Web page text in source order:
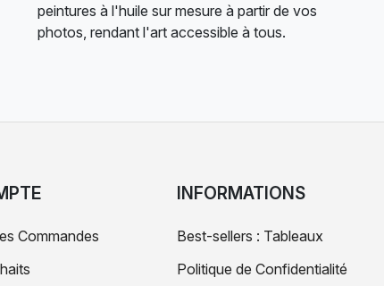
peintures à l'huile sur mesure à partir de vos
photos, rendant l'art accessible à tous.
Commandes
INFORMATIONS
Best-sellers : Tableaux
Politique de Confidentialité